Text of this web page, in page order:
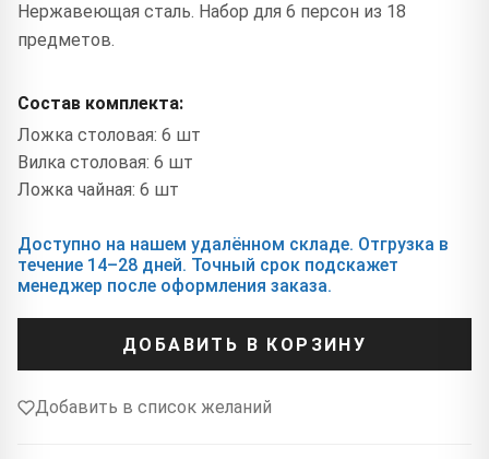
Нержавеющая сталь. Набор для 6 персон из 18
предметов.
Состав комплекта:
Ложка столовая: 6 шт
Вилка столовая: 6 шт
Ложка чайная: 6 шт
Доступно на нашем удалённом складе. Отгрузка в
течение 14–28 дней. Точный срок подскажет
менеджер после оформления заказа.
ДОБАВИТЬ В КОРЗИНУ
Добавить в список желаний